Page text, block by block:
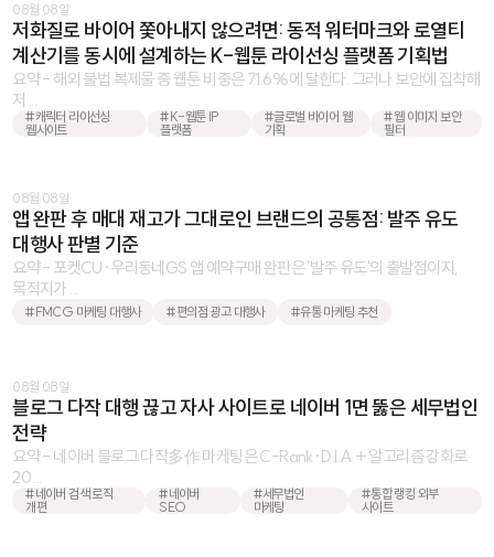
08월 08일
저화질로 바이어 쫓아내지 않으려면: 동적 워터마크와 로열티
계산기를 동시에 설계하는 K-웹툰 라이선싱 플랫폼 기획법
요약 - 해외 불법 복제물 중 웹툰 비중은 71.6%에 달한다. 그러나 보안에 집착해
저 ...
#캐릭터 라이선싱
웹사이트
#K-웹툰 IP
플랫폼
#글로벌 바이어 웹
기획
#웹 이미지 보안
필터
08월 08일
앱 완판 후 매대 재고가 그대로인 브랜드의 공통점: 발주 유도
대행사 판별 기준
요약 - 포켓CU·우리동네GS 앱 예약구매 완판은 '발주 유도'의 출발점이지,
목적지가 ...
#FMCG 마케팅 대행사 #편의점 광고 대행사 #유통 마케팅 추천
08월 08일
블로그 다작 대행 끊고 자사 사이트로 네이버 1면 뚫은 세무법인
전략
요약 - 네이버 블로그 다작多作 마케팅은 C-Rank·D.I.A.+ 알고리즘 강화로
20 ...
#네이버 검색 로직
개편
#네이버
SEO
#세무법인
마케팅
#통합 랭킹 외부
사이트